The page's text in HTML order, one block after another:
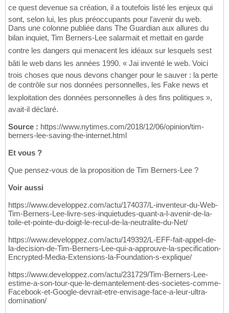
ce quest devenue sa création, il a toutefois listé les enjeux qui
sont, selon lui, les plus préoccupants pour l'avenir du web.
Dans une colonne publiée dans The Guardian aux allures du
bilan inquiet, Tim Berners-Lee salarmait et mettait en garde
contre les dangers qui menacent les idéaux sur lesquels sest
bâti le web dans les années 1990. « Jai inventé le web. Voici
trois choses que nous devons changer pour le sauver : la perte
de contrôle sur nos données personnelles, les Fake news et
lexploitation des données personnelles à des fins politiques »,
avait-il déclaré.
Source : https://www.nytimes.com/2018/12/06/opinion/tim-
berners-lee-saving-the-internet.html
Et vous ?
Que pensez-vous de la proposition de Tim Berners-Lee ?
Voir aussi
https://www.developpez.com/actu/174037/L-inventeur-du-Web-
Tim-Berners-Lee-livre-ses-inquietudes-quant-a-l-avenir-de-la-
toile-et-pointe-du-doigt-le-recul-de-la-neutralite-du-Net/
https://www.developpez.com/actu/149392/L-EFF-fait-appel-de-
la-decision-de-Tim-Berners-Lee-qui-a-approuve-la-specification-
Encrypted-Media-Extensions-la-Foundation-s-explique/
https://www.developpez.com/actu/231729/Tim-Berners-Lee-
estime-a-son-tour-que-le-demantelement-des-societes-comme-
Facebook-et-Google-devrait-etre-envisage-face-a-leur-ultra-
domination/